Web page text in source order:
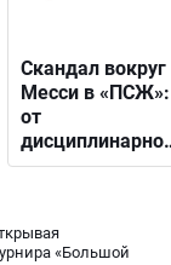
Скандал вокруг
Месси в «ПСЖ»:
от
решения до
фанатами
«Большой